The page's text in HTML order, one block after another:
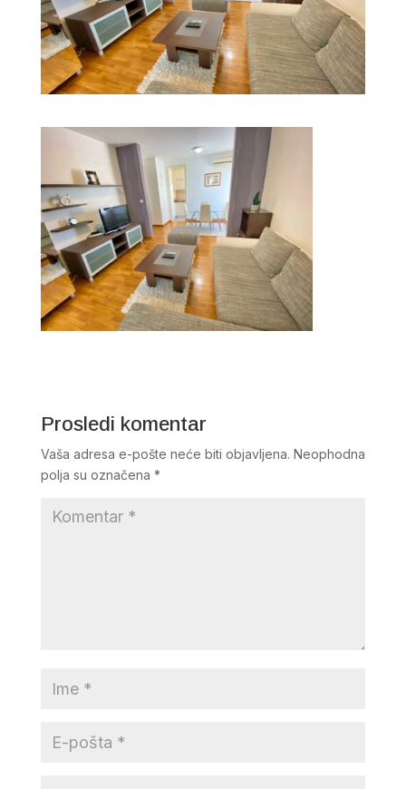
Prosledi komentar
Vaša adresa e-pošte neće biti objavljena. Neophodna
polja su označena *